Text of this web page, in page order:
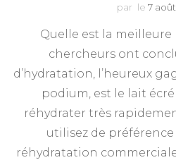
par le 7
Quelle est la meilleure
chercheurs ont
d’hydratation, l’heureux
podium, est le lait
réhydrater très
utilisez de
réhydratation